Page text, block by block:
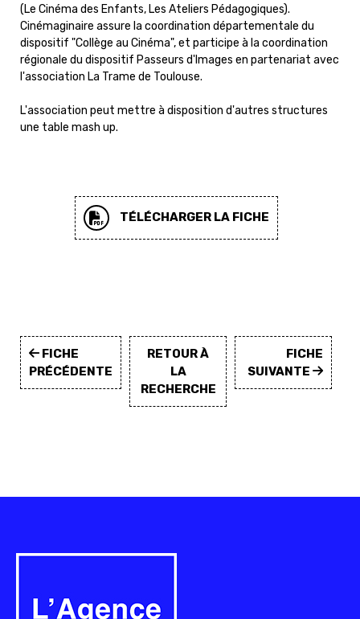
(Le Cinéma des Enfants, Les Ateliers Pédagogiques).
Cinémaginaire assure la coordination départementale du
dispositif "Collège au Cinéma", et participe à la coordination
régionale du dispositif Passeurs d'Images en partenariat avec
l'association La Trame de Toulouse.
L'association peut mettre à disposition d'autres structures
une table mash up.
TÉLÉCHARGER LA FICHE
FICHE
PRÉCÉDENTE
RETOUR À
LA
RECHERCHE
FICHE
SUIVANTE